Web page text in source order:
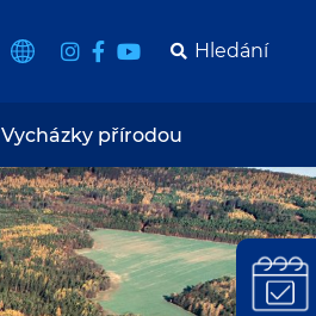
Vycházky přírodou